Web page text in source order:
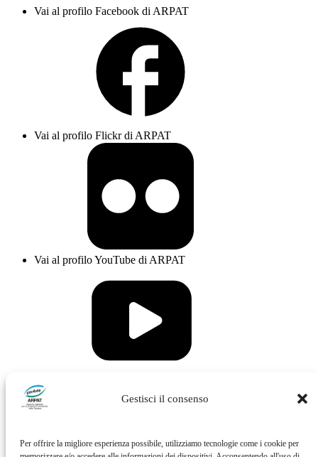
Gestisci il consenso
Per offrire la migliore esperienza possibile, utilizziamo tecnologie come i cookie per
Vai al profilo Facebook di ARPAT
Vai al profilo Flickr di ARPAT
Vai al profilo YouTube di ARPAT
Vai al profilo Issuu di ARPAT